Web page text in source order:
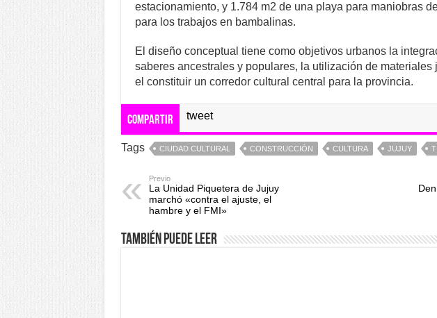
estacionamiento, y 1.784 m2 de una playa para maniobras
para los trabajos en bambalinas.
El diseño conceptual tiene como objetivos urbanos la
saberes ancestrales y populares, la utilización de materiales
el constituir un corredor cultural central para la provincia.
Compartir tweet
Tags CIUDAD CULTURAL CONSTRUCCIÓN CULTURA JUJUY
Previo
La Unidad Piquetera de Jujuy
marchó «contra el ajuste, el
hambre y el FMI»
También puede leer